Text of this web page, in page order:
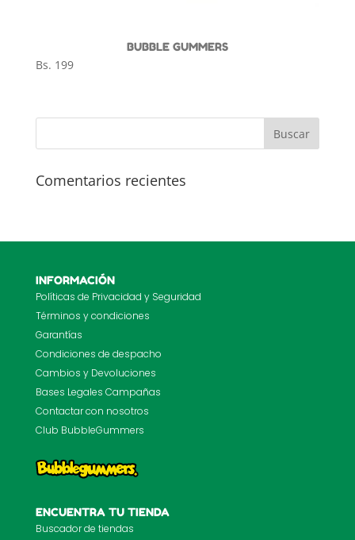
BUBBLE GUMMERS
Bs. 199
Comentarios recientes
INFORMACIÓN
Políticas de Privacidad y Seguridad
Términos y condiciones
Garantías
Condiciones de despacho
Cambios y Devoluciones
Bases Legales Campañas
Contactar con nosotros
Club BubbleGummers
ENCUENTRA TU TIENDA
Buscador de tiendas